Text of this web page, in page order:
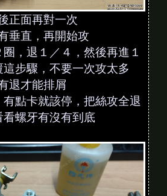
正面再對一次
垂直，再開始攻
，退１／４，然後再進１
這步驟，不要一次攻太多
退才能排屑
點卡就該停，把絲攻全退
看螺牙有沒有到底